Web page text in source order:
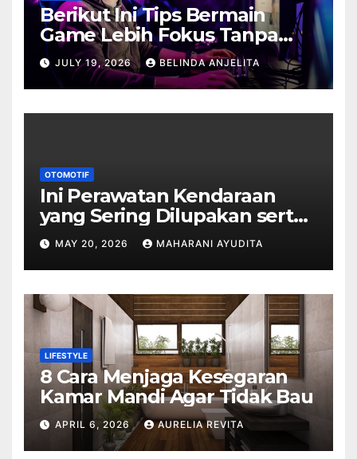
Berikut Ini Tips Bermain
Game Lebih Fokus Tanpa
Cepat Buyar
JULY 19, 2026 BELINDA ANJELITA
OTOMOTIF
Ini Perawatan Kendaraan
yang Sering Dilupakan serta
Dampaknya
MAY 20, 2026 MAHARANI AYUDITA
LIFESTYLE
8 Cara Menjaga Kesegaran
Kamar Mandi Agar Tidak Bau
APRIL 6, 2026 AURELIA REVITA